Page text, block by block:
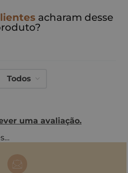
acharam desse
uma avaliação.
Todos